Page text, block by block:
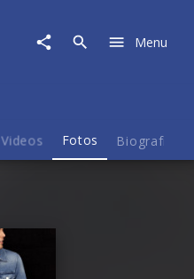
Menu
Videos Fotos Biografie